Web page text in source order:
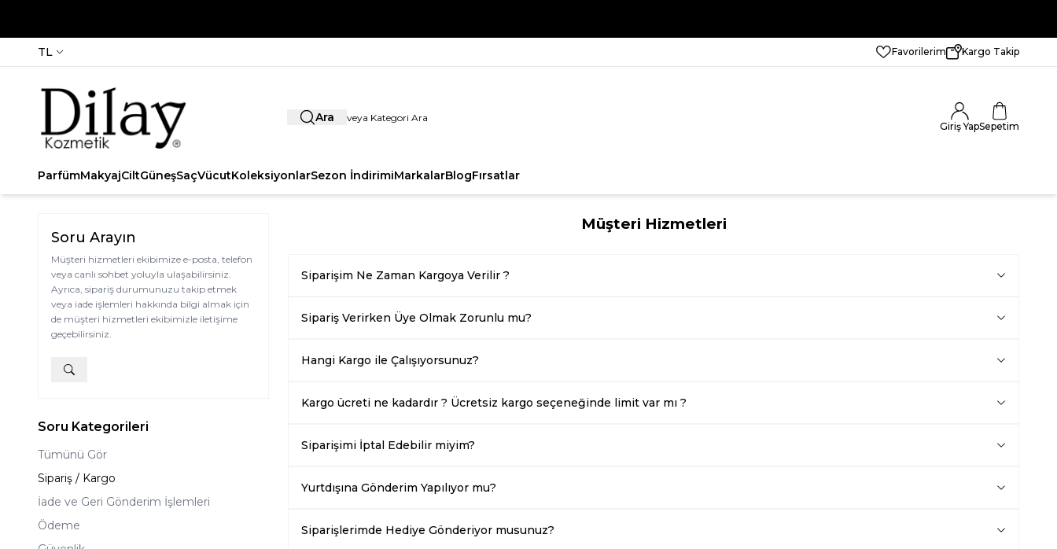
TL Favorilerim Kargo Takip
Ara
Giriş YapSepetim
ParfümMakyajCiltGüneşSaçVücutKoleksiyonlarSezon İndirimiMarkalarBlogFırsatlar
Soru Arayın
Müşteri hizmetleri ekibimize e-posta, telefon
veya canlı sohbet yoluyla ulaşabilirsiniz.
Ayrıca, sipariş durumunuzu takip etmek
veya iade işlemleri hakkında bilgi almak için
de müşteri hizmetleri ekibimizle iletişime
geçebilirsiniz.
Soru Kategorileri
Tümünü Gör
Sipariş / Kargo
İade ve Geri Gönderim İşlemleri
Ödeme
Müşteri Hizmetleri
Siparişim Ne Zaman Kargoya Verilir ?
Sipariş Verirken Üye Olmak Zorunlu mu?
Hangi Kargo ile Çalışıyorsunuz?
Kargo ücreti ne kadardır ? Ücretsiz kargo seçeneğinde limit var mı ?
Siparişimi İptal Edebilir miyim?
Yurtdışına Gönderim Yapılıyor mu?
Siparişlerimde Hediye Gönderiyor musunuz?